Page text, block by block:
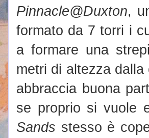
Pinnacle@Duxton,
formato da 7 torri i
a formare una
metri di altezza
abbraccia buona
se proprio si vuole
Sands stesso è